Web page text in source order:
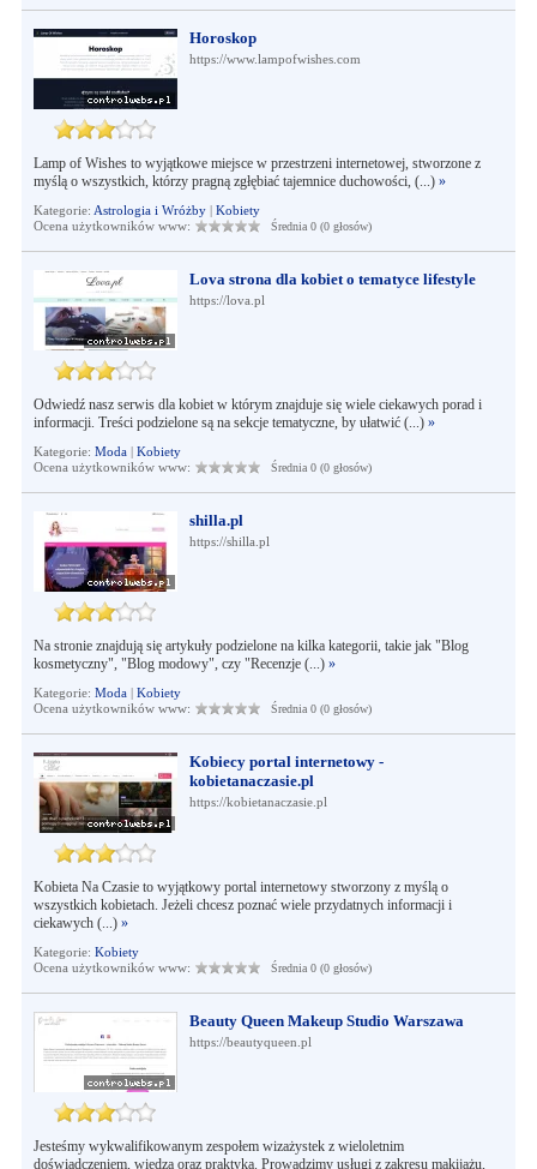
Horoskop
https://www.lampofwishes.com
Lamp of Wishes to wyjątkowe miejsce w przestrzeni internetowej, stworzone z
myślą o wszystkich, którzy pragną zgłębiać tajemnice duchowości, (...) »
Kategorie: Astrologia i Wróżby| Kobiety
Ocena użytkowników www:
Średnia 0 (0 głosów)
Lova strona dla kobiet o tematyce lifestyle
https://lova.pl
Odwiedź nasz serwis dla kobiet w którym znajduje się wiele ciekawych porad i
informacji. Treści podzielone są na sekcje tematyczne, by ułatwić (...) »
Kategorie: Moda| Kobiety
Ocena użytkowników www:
Średnia 0 (0 głosów)
shilla.pl
https://shilla.pl
Na stronie znajdują się artykuły podzielone na kilka kategorii, takie jak "Blog
kosmetyczny", "Blog modowy", czy "Recenzje (...) »
Kategorie: Moda| Kobiety
Ocena użytkowników www:
Średnia 0 (0 głosów)
Kobiecy portal internetowy -
kobietanaczasie.pl
https://kobietanaczasie.pl
Kobieta Na Czasie to wyjątkowy portal internetowy stworzony z myślą o
wszystkich kobietach. Jeżeli chcesz poznać wiele przydatnych informacji i
ciekawych (...) »
Kategorie: Kobiety
Ocena użytkowników www:
Średnia 0 (0 głosów)
Beauty Queen Makeup Studio Warszawa
https://beautyqueen.pl
Jesteśmy wykwalifikowanym zespołem wizażystek z wieloletnim
doświadczeniem, wiedzą oraz praktyką. Prowadzimy usługi z zakresu makijażu,